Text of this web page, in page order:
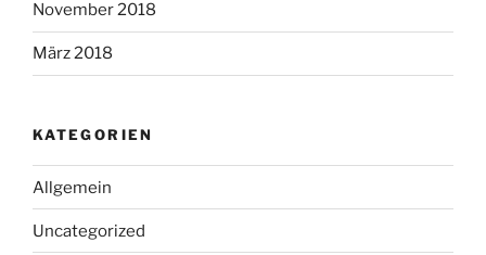
November 2018
März 2018
KATEGORIEN
Allgemein
Uncategorized